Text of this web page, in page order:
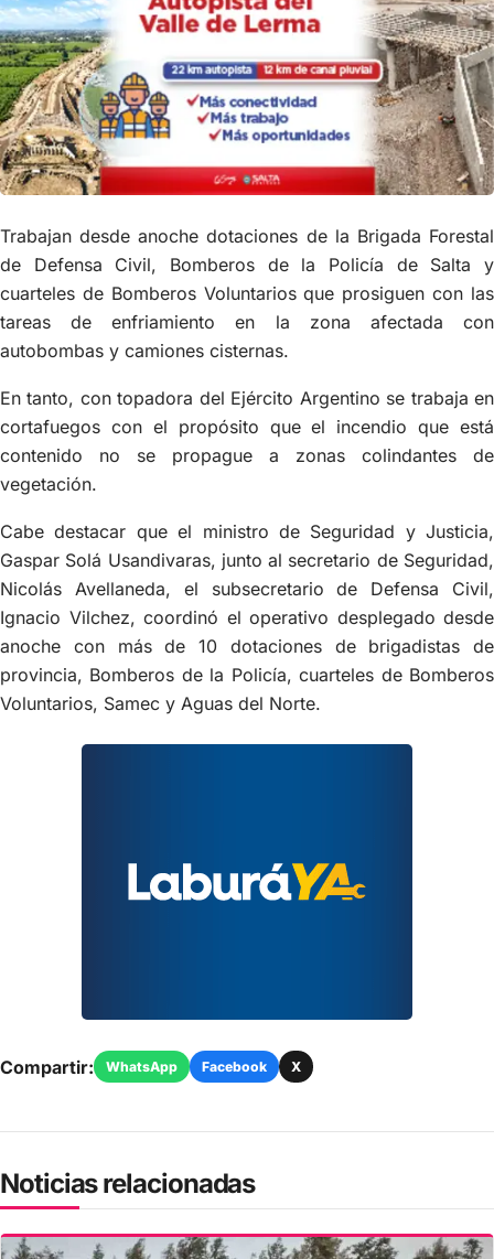
Trabajan desde anoche dotaciones de la Brigada Forestal
de Defensa Civil, Bomberos de la Policía de Salta y
cuarteles de Bomberos Voluntarios que prosiguen con las
tareas de enfriamiento en la zona afectada con
autobombas y camiones cisternas.
En tanto, con topadora del Ejército Argentino se trabaja en
cortafuegos con el propósito que el incendio que está
contenido no se propague a zonas colindantes de
vegetación.
Cabe destacar que el ministro de Seguridad y Justicia,
Gaspar Solá Usandivaras, junto al secretario de Seguridad,
Nicolás Avellaneda, el subsecretario de Defensa Civil,
Ignacio Vilchez, coordinó el operativo desplegado desde
anoche con más de 10 dotaciones de brigadistas de
provincia, Bomberos de la Policía, cuarteles de Bomberos
Voluntarios, Samec y Aguas del Norte.
Compartir: WhatsApp Facebook X
Noticias relacionadas